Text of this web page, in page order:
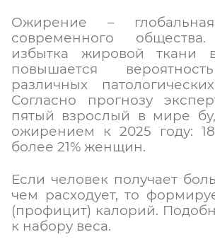
Ожирение –
современного
избытка жировой ткани
повышается
различных
Согласно прогнозу
пятый взрослый в мире
ожирением к 2025 году:
более 21% женщин.
Если человек получает
чем расходует, то
(профицит) калорий.
к набору веса.